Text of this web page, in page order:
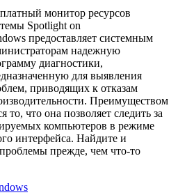
монитор ресурсов
Spotlight on
предоставляет системным
надежную
диагностики,
для выявления
приводящих к отказам
Преимуществом
то, что она позволяет следить за
компьютеров в режиме
интерфейса. Найдите и
прежде, чем что-то